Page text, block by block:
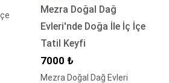
Mezra Doğal Dağ
Evleri'nde Doğa İle İç İçe
Tatil Keyfi
İndirimli Fiyat
7000 ₺
Mezra Doğal Dağ Evleri